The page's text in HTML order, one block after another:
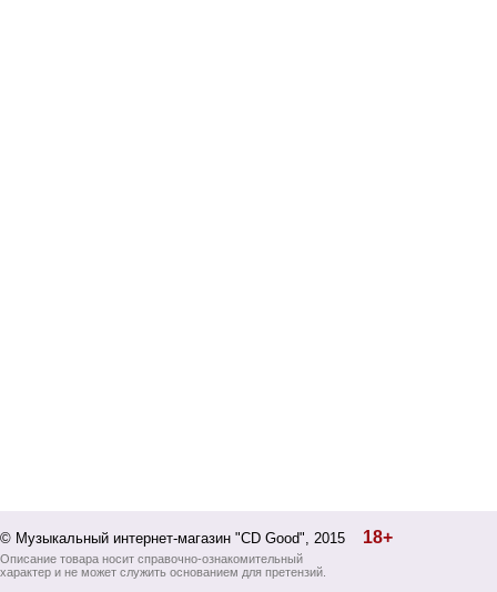
© Музыкальный интернет-магазин "CD Good", 2015 18+
Описание товара носит справочно-ознакомительный
характер и не может служить основанием для претензий.